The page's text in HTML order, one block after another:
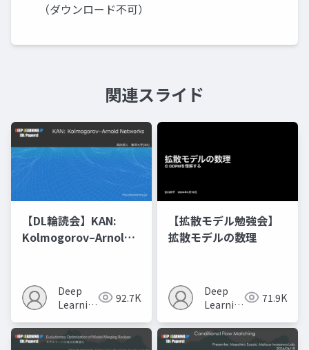
（ダウンロード不可）
関連スライド
【DL輪読会】KAN:
Kolmogorov–Arnold
Deep
Learning
92.7K
【拡散モデル勉強会】
拡散モデルの数理
Deep
Learning
71.9K